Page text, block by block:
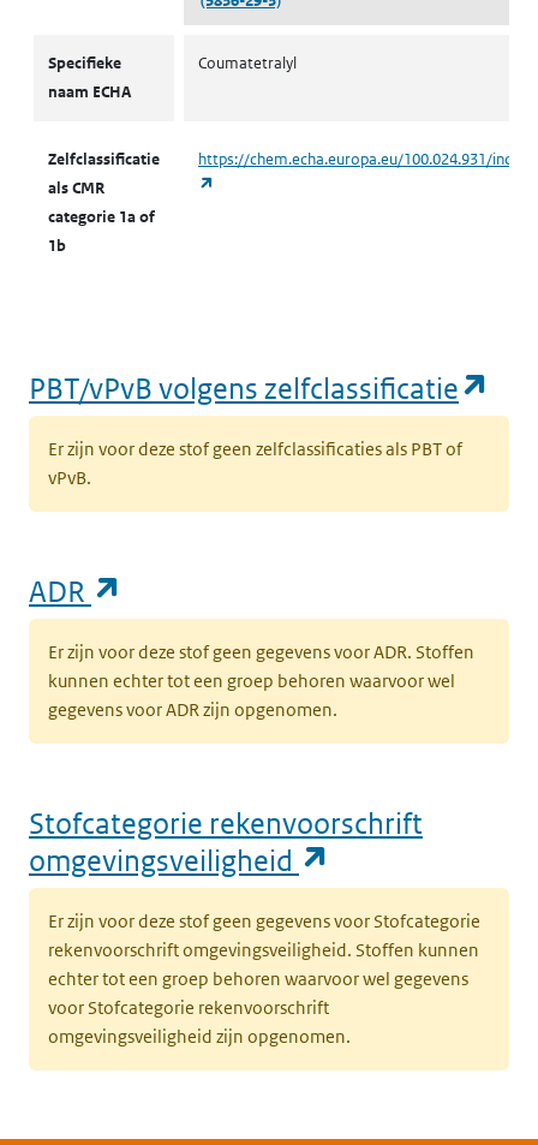
Specifieke
naam ECHA
Coumatetralyl
Zelfclassificatie
als CMR
categorie 1a of
1b
https://chem.echa.europa.eu/100.024.931/
PBT/vPvB volgens zelfclassificatie
Er zijn voor deze stof geen zelfclassificaties als PBT of
vPvB.
ADR
Er zijn voor deze stof geen gegevens voor ADR. Stoffen
kunnen echter tot een groep behoren waarvoor wel
gegevens voor ADR zijn opgenomen.
Stofcategorie rekenvoorschrift
omgevingsveiligheid
Er zijn voor deze stof geen gegevens voor Stofcategorie
rekenvoorschrift omgevingsveiligheid. Stoffen kunnen
echter tot een groep behoren waarvoor wel gegevens
voor Stofcategorie rekenvoorschrift
omgevingsveiligheid zijn opgenomen.